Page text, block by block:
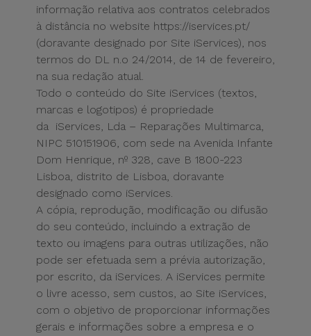
informação relativa aos contratos celebrados
à distância no website https://iservices.pt/
(doravante designado por Site iServices), nos
termos do DL n.o 24/2014, de 14 de fevereiro,
na sua redação atual.
Todo o conteúdo do Site iServices (textos,
marcas e logotipos) é propriedade
da iServices, Lda – Reparações Multimarca,
NIPC 510151906, com sede na Avenida Infante
Dom Henrique, nº 328, cave B 1800-223
Lisboa, distrito de Lisboa, doravante
designado como iServices.
A cópia, reprodução, modificação ou difusão
do seu conteúdo, incluindo a extração de
texto ou imagens para outras utilizações, não
pode ser efetuada sem a prévia autorização,
por escrito, da iServices. A iServices permite
o livre acesso, sem custos, ao Site iServices,
com o objetivo de proporcionar informações
gerais e informações sobre a empresa e o